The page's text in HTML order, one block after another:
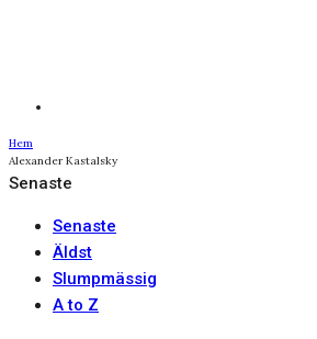
Hem
Alexander Kastalsky
Senaste
Senaste
Äldst
Slumpmässig
A to Z